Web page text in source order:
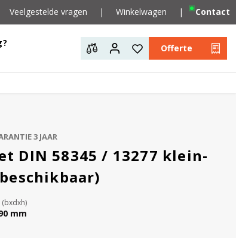
Veelgestelde vragen | Winkelwagen | Contact
Offerte
3 JAAR
DIN 58345 / 13277 klein-
mm